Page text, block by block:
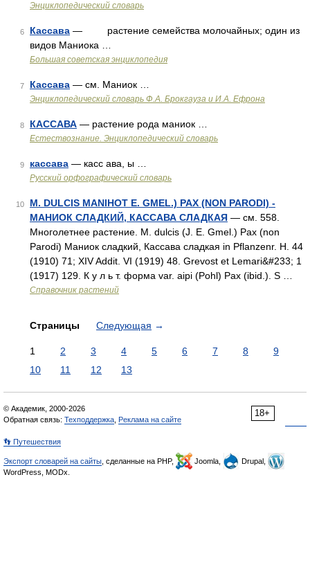
Энциклопедический словарь
6 Кассава — растение семейства молочайных; один из
видов Маниока …
Большая советская энциклопедия
7 Кассава — см. Маниок …
Энциклопедический словарь Ф.А. Брокгауза и И.А. Ефрона
8 КАССАВА — растение рода маниок …
Естествознание. Энциклопедический словарь
9 кассава — касс ава, ы …
Русский орфографический словарь
10
М. DULCIS MANIHOT Е. GMEL.) PAX (NОN PARODI) -
МАНИОК СЛАДКИЙ, КАССАВА СЛАДКАЯ — см. 558.
Многолетнее растение. М. dulcis (J. Е. Gmel.) Pax (nоn
Parodi) Маниок сладкий, Кассава сладкая in Pflanzenr. H. 44
(1910) 71; XIV Addit. VI (1919) 48. Grevost et Lemari&#233; 1
(1917) 129. К у л ь т. форма var. aipi (Pohl) Pax (ibid.). S …
Справочник растений
Страницы Следующая →
1 2 3 4 5 6 7 8
9
10
11 12 13
18+
© Академик, 2000-2026
Обратная связь: Техподдержка Реклама на сайте
👣 Путешествия
Экспорт словарей на сайты , сделанные на PHP, Joomla,
Drupal,
WordPress, MODx.